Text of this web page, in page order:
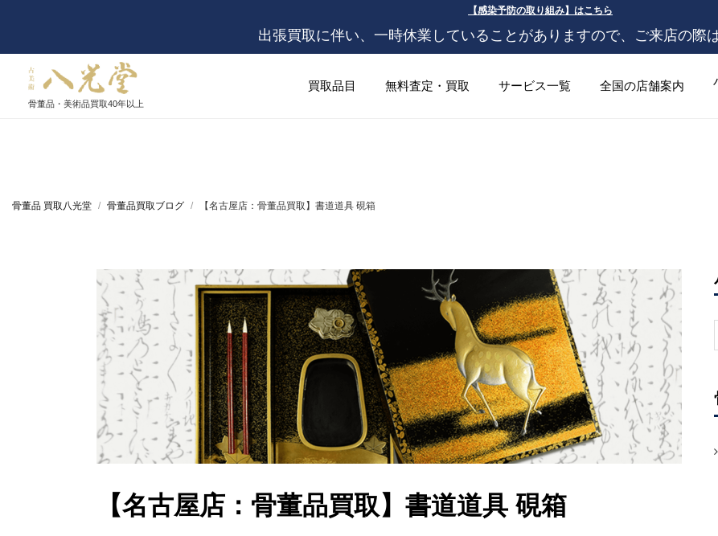
【感染予防の取り組み】はこちら
出張買取に伴い、一時休業していることがありますので、ご来店の際
骨董品・美術品買取40年以上
買取品目 無料査定・買取 サービス一覧 全国の店舗案内
骨董品 買取八光堂 骨董品買取ブログ 【名古屋店：骨董品買取】書道道具 硯箱
【名古屋店：骨董品買取】書道道具 硯箱